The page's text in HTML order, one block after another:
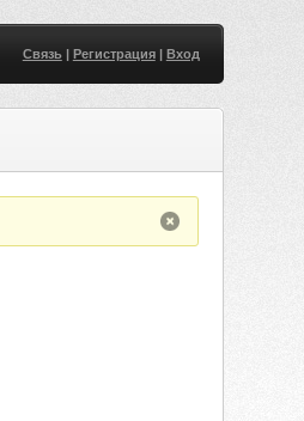
Связь| Регистрация| Вход